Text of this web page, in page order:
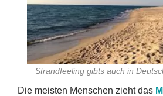
Strandfeeling gibts auch in
Die meisten Menschen zieht das